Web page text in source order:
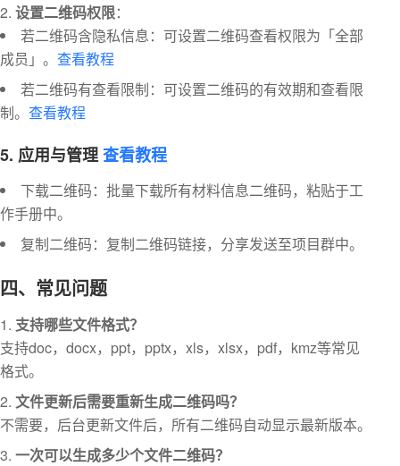
设置二维码权限：
若二维码含隐私信息：可设置二维码查看权限为「全部
成员」。 查看教程
若二维码有查看限制：可设置二维码的有效期和查看限
制。 查看教程
5. 应用与管理查看教程
下载二维码：批量下载所有材料信息二维码，粘贴于工
作手册中。
复制二维码：复制二维码链接，分享发送至项目群中。
四、常见问题
支持哪些文件格式？
支持doc，docx，ppt，pptx，xls，xlsx，pdf，kmz等常见
格式。
文件更新后需要重新生成二维码吗？
不需要，后台更新文件后，所有二维码自动显示最新版本。
一次可以生成多少个文件二维码？